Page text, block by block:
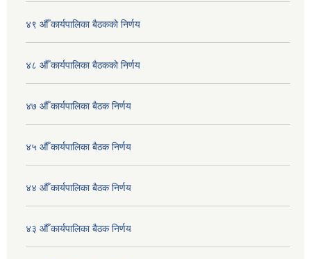
४९ औँ कार्यपालिका बैठकको निर्णय
४८ औँ कार्यपालिका बैठकको निर्णय
४७ औँ कार्यपालिका बैठक निर्णय
४५ औँ कार्यपालिका बैठक निर्णय
४४ औँ कार्यपालिका बैठक निर्णय
४३ औँ कार्यपालिका बैठक निर्णय